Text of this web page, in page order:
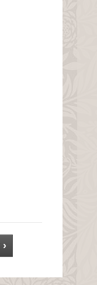
›